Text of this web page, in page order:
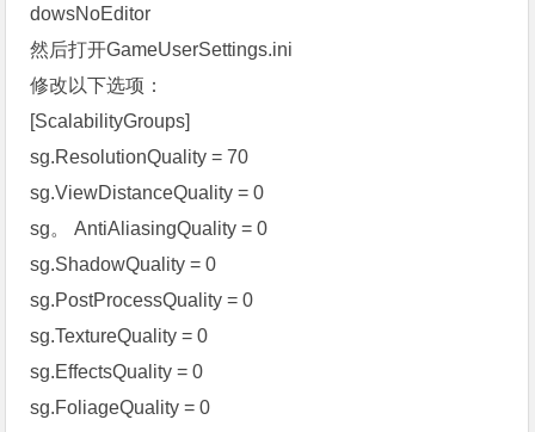
dowsNoEditor
然后打开GameUserSettings.ini
修改以下选项：
[ScalabilityGroups]
sg.ResolutionQuality = 70
sg.ViewDistanceQuality = 0
sg。 AntiAliasingQuality = 0
sg.ShadowQuality = 0
sg.PostProcessQuality = 0
sg.TextureQuality = 0
sg.EffectsQuality = 0
sg.FoliageQuality = 0